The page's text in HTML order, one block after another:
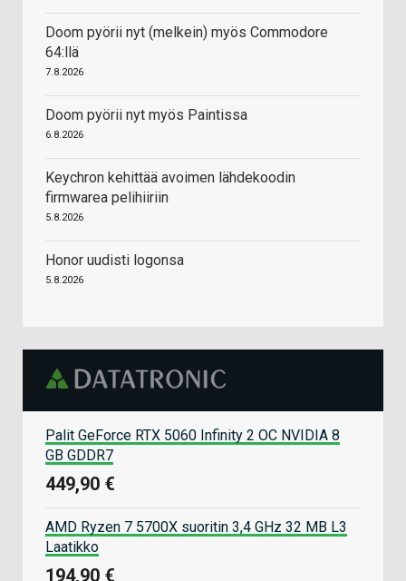
Doom pyörii nyt (melkein) myös Commodore
64:llä
7.8.2026
Doom pyörii nyt myös Paintissa
6.8.2026
Keychron kehittää avoimen lähdekoodin
firmwarea pelihiiriin
5.8.2026
Honor uudisti logonsa
5.8.2026
Palit GeForce RTX 5060 Infinity 2 OC NVIDIA 8
GB GDDR7
449,90 €
AMD Ryzen 7 5700X suoritin 3,4 GHz 32 MB L3
Laatikko
194,90 €